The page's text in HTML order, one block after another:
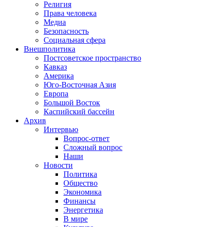
Религия
Права человека
Медиа
Безопасность
Социальная сфера
Внешполитика
Постсоветское пространство
Кавказ
Америка
Юго-Восточная Азия
Европа
Большой Восток
Каспийский бассейн
Архив
Интервью
Вопрос-ответ
Сложный вопрос
Наши
Новости
Политика
Общество
Экономика
Финансы
Энергетика
В мире